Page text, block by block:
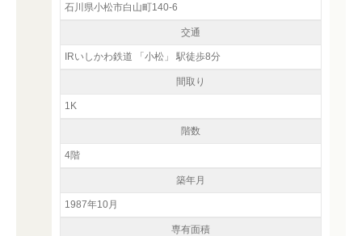
石川県小松市白山町140-6
交通
IRいしかわ鉄道 「小松」 駅徒歩8分
間取り
1K
階数
4階
築年月
1987年10月
専有面積